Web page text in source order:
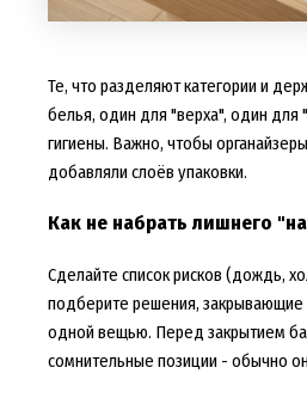
Те, что разделяют категории и
белья, один для "верха", один для
гигиены. Важно, чтобы
добавляли слоёв упаковки.
Как не набрать лишнего
Сделайте список рисков (дождь,
подберите решения, закрывающие
одной вещью. Перед закрытием
сомнительные позиции - обычно